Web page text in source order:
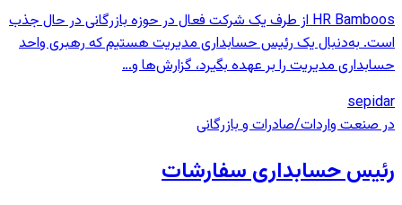
HR Bamboos از طرف یک شرکت فعال در حوزه بازرگانی در حال جذب
است. به‌دنبال یک رئیس حسابداری مدیریت هستیم که رهبری واحد
حسابداری مدیریت را بر عهده بگیرد، گزارش‌ها و…
sepidar
در صنعت واردات/صادرات و بازرگانی
رئیس حسابداری سفارشات